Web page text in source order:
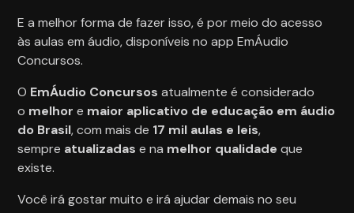
E a melhor forma de fazer isso, é por meio do acesso
às aulas em áudio, disponíveis no app EmÁudio
Concursos.
O EmÁudio Concursos atualmente é considerado
o melhor e maior aplicativo de educação em áudio
do Brasil, com mais de 17 mil aulas e leis,
sempre atualizadas e na melhor qualidade que
existe.
Você irá gostar muito e irá ajudar demais no seu